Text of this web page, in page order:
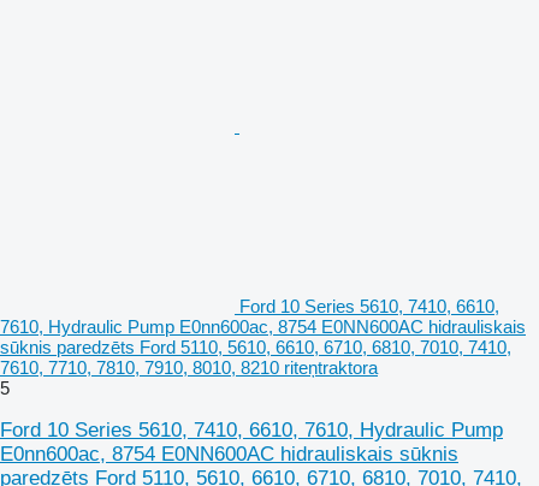
Ford 10 Series 5610, 7410, 6610,
7610, Hydraulic Pump E0nn600ac, 8754 E0NN600AC hidrauliskais
sūknis paredzēts Ford 5110, 5610, 6610, 6710, 6810, 7010, 7410,
7610, 7710, 7810, 7910, 8010, 8210 riteņtraktora
5
Ford 10 Series 5610, 7410, 6610, 7610, Hydraulic Pump
E0nn600ac, 8754 E0NN600AC hidrauliskais sūknis
paredzēts Ford 5110, 5610, 6610, 6710, 6810, 7010, 7410,